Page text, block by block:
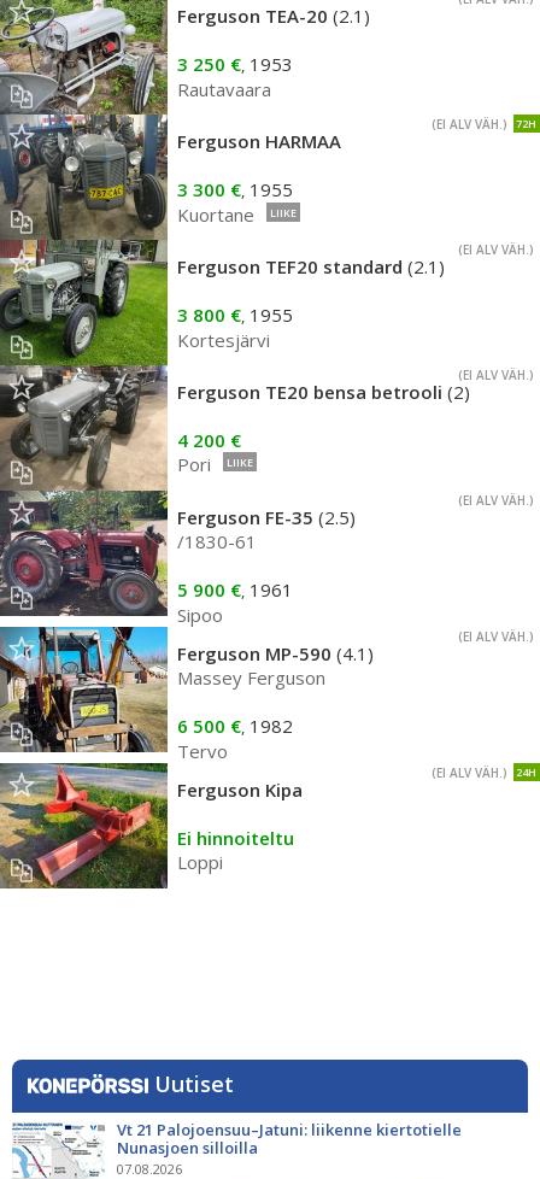
Ferguson TEA-20 (2.1)
3 250 €, 1953
Rautavaara
72H
(EI ALV VÄH.)
Ferguson HARMAA
3 300 €, 1955
Kuortane
LIIKE
(EI ALV VÄH.)
Ferguson TEF20 standard (2.1)
3 800 €, 1955
Kortesjärvi
(EI ALV VÄH.)
Ferguson TE20 bensa betrooli (2)
4 200 €
Pori
LIIKE
(EI ALV VÄH.)
Ferguson FE-35 (2.5)
/1830-61
5 900 €, 1961
Sipoo
(EI ALV VÄH.)
Ferguson MP-590 (4.1)
Massey Ferguson
6 500 €, 1982
Tervo
24H
(EI ALV VÄH.)
Ferguson Kipa
Ei hinnoiteltu
Loppi
Uutiset
Vt 21 Palojoensuu–Jatuni: liikenne kiertotielle
Nunasjoen silloilla
07.08.2026